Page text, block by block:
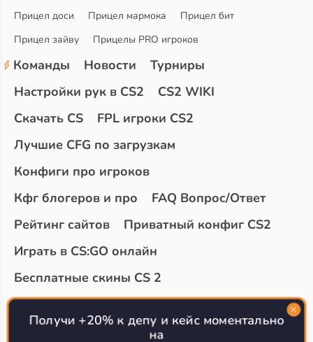
Прицел доси
Прицел мармока
Прицел бит
Прицел зайву
Прицелы PRO игроков
Команды Новости
Турниры
Настройки рук в CS2
CS2 WIKI
Скачать CS
FPL игроки CS2
Лучшие CFG по загрузкам
Конфиги про игроков
Кфг блогеров и про
FAQ Вопрос/Ответ
Рейтинг сайтов
Приватный конфиг CS2
Играть в CS:GO онлайн
Бесплатные скины CS 2
Топ сайтов с халявой КС 2
О проекте
Получи +20% к депу и кейс моментально
на